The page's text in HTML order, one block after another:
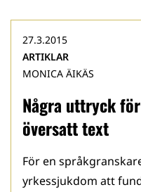
Några uttryck
översatt text
27.3.2015
ARTIKLAR
MONICA ÄIKÄS
För en
yrkessjukdom att